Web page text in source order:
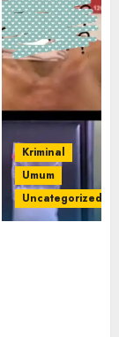
Kriminal
Umum
Uncategorized